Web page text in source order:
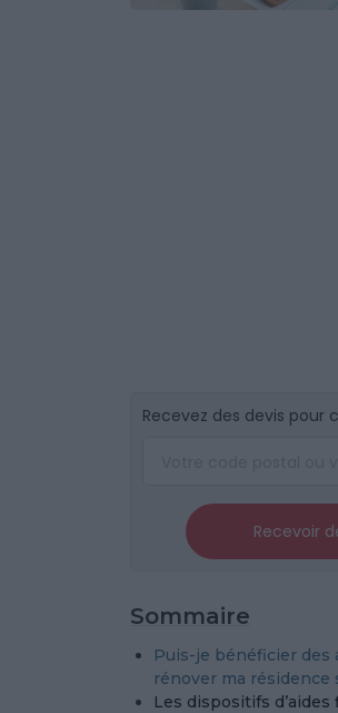
Recevez des devis pour
Recevoir
Sommaire
Puis-je bénéficier des
rénover ma résidence
Les dispositifs